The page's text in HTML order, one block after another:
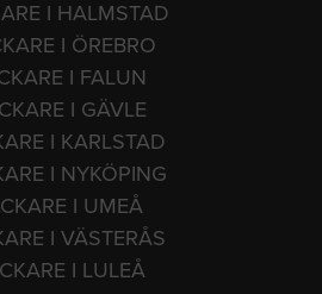
I HALMSTAD
I ÖREBRO
I FALUN
I GÄVLE
I KARLSTAD
I NYKÖPING
I UMEÅ
I VÄSTERÅS
I LULEÅ